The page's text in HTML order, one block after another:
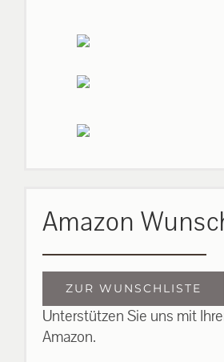
Amazon
ZUR WUNSCHLISTE
Unterstützen Sie uns mit
Amazon.